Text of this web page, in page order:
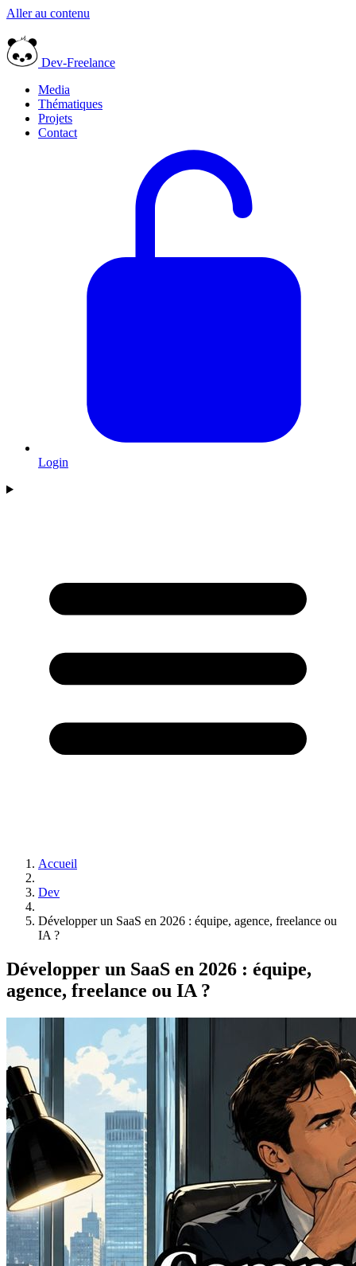
Aller au contenu
Dev-Freelance
Media
Thématiques
Projets
Contact
Login
Accueil
Dev
Développer un SaaS en 2026 : équipe, agence, freelance ou
IA ?
Développer un SaaS en 2026 : équipe,
agence, freelance ou IA ?